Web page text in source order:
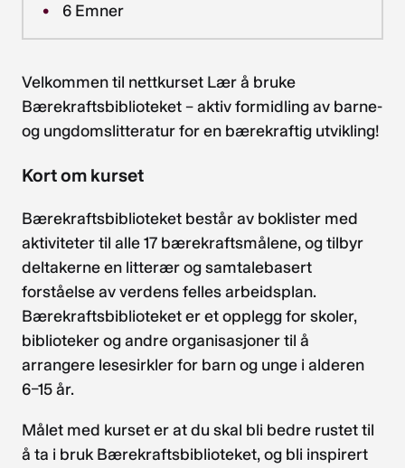
6 Emner
Velkommen til nettkurset Lær å bruke
Bærekraftsbiblioteket – aktiv formidling av barne-
og ungdomslitteratur for en bærekraftig utvikling!
Kort om kurset
Bærekraftsbiblioteket består av boklister med
aktiviteter til alle 17 bærekraftsmålene, og tilbyr
deltakerne en litterær og samtalebasert
forståelse av verdens felles arbeidsplan.
Bærekraftsbiblioteket er et opplegg for skoler,
biblioteker og andre organisasjoner til å
arrangere lesesirkler for barn og unge i alderen
6–15 år.
Målet med kurset er at du skal bli bedre rustet til
å ta i bruk Bærekraftsbiblioteket, og bli inspirert